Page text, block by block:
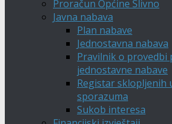
Proračun Općine Slivno
Javna nabava
Plan nabave
Jednostavna nabava
Pravilnik o provedbi
jednostavne nabave
Registar sklopljenih
sporazuma
Sukob interesa